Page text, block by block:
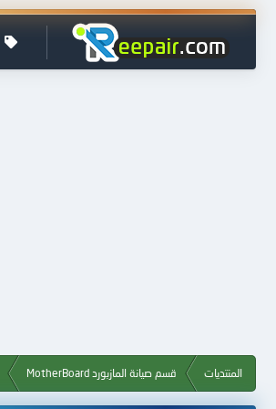
المنتديات قسم صيانة المازبورد MotherBoard